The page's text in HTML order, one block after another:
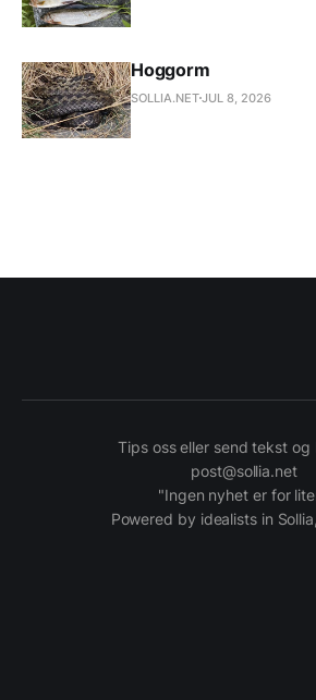
Hoggorm
SOLLIA.NETJUL 8, 2026
Tips oss eller send tekst og
post@sollia.net
"Ingen nyhet er for
Powered by idealists in